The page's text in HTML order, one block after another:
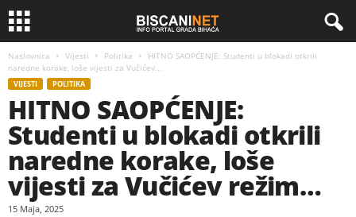
Naslovnica Vijesti Politika
HITNO SAOPĆENJE: Studenti u blokadi otkrili
naredne korake, loše vijesti za Vučićev...
VIJESTI POLITIKA
HITNO SAOPĆENJE:
Studenti u blokadi otkrili
naredne korake, loše
vijesti za Vučićev režim…
15 Maja, 2025